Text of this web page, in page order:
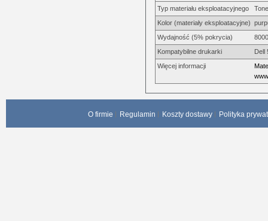
Typ materiału eksploatacyjnego
Kolor (materiały eksploatacyjne)
Wydajność (5% pokrycia)
Kompatybilne drukarki
Dell
Więcej informacji
O firmie Regulamin Koszty dostawy Polityka